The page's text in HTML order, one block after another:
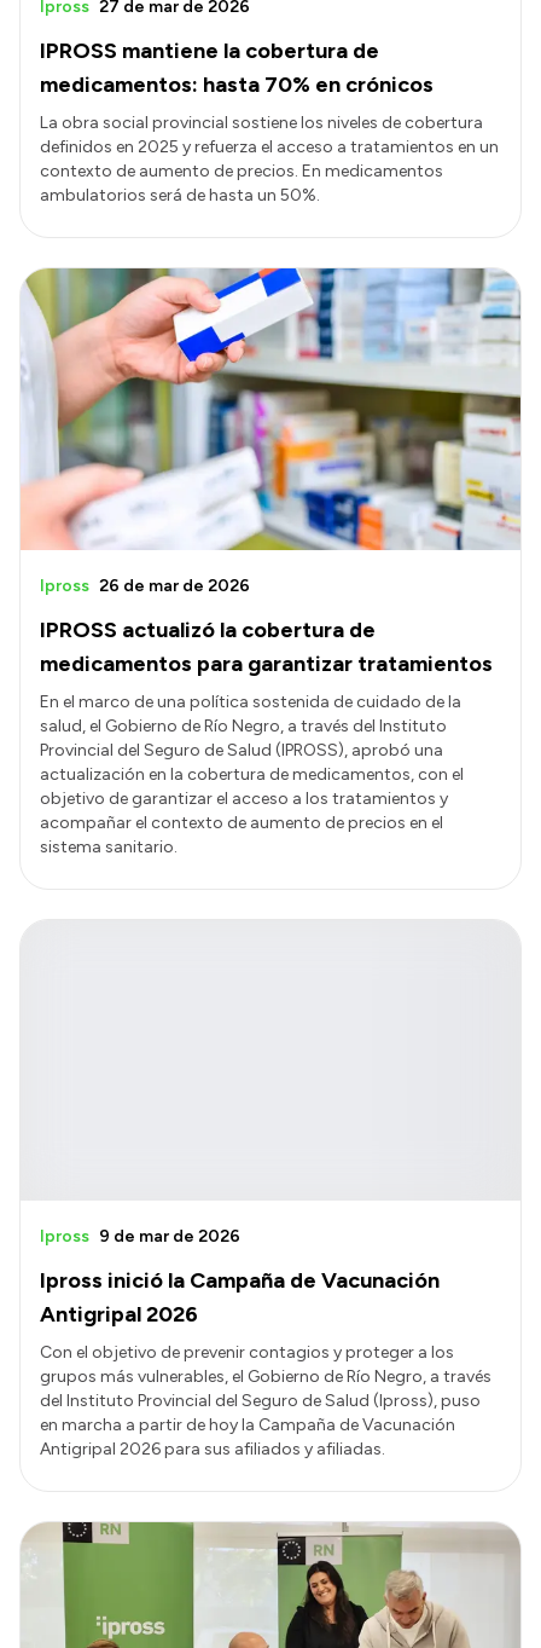
IPROSS mantiene la cobertura de
medicamentos: hasta 70% en crónicos
Ipross 27 de mar de 2026
La obra social provincial sostiene los niveles de cobertura
definidos en 2025 y refuerza el acceso a tratamientos en un
contexto de aumento de precios. En medicamentos
ambulatorios será de hasta un 50%.
IPROSS actualizó la cobertura de
medicamentos para garantizar tratamientos
Ipross 26 de mar de 2026
En el marco de una política sostenida de cuidado de la
salud, el Gobierno de Río Negro, a través del Instituto
Provincial del Seguro de Salud (IPROSS), aprobó una
actualización en la cobertura de medicamentos, con el
objetivo de garantizar el acceso a los tratamientos y
acompañar el contexto de aumento de precios en el
sistema sanitario.
Ipross inició la Campaña de Vacunación
Antigripal 2026
Ipross 9 de mar de 2026
Con el objetivo de prevenir contagios y proteger a los
grupos más vulnerables, el Gobierno de Río Negro, a través
del Instituto Provincial del Seguro de Salud (Ipross), puso
en marcha a partir de hoy la Campaña de Vacunación
Antigripal 2026 para sus afiliados y afiliadas.